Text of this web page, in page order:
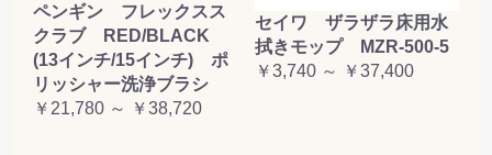
ペンギン フレックスス
クラブ RED/BLACK
(13インチ/15インチ) ポ
リッシャー洗浄ブラシ
￥21,780 ～ ￥38,720
セイワ ザラザラ床用水
拭きモップ MZR-500-5
￥3,740 ～ ￥37,400